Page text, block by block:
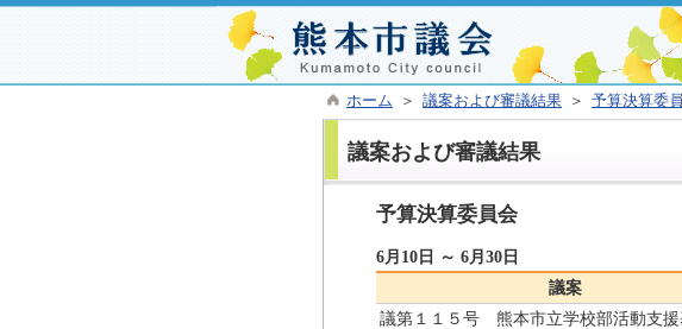
ホーム ＞ 議案および審議結果 ＞ 予算決算委
議案および審議結果
予算決算委員会
6月10日 ～ 6月30日
議案
議第１１５号 熊本市立学校部活動支援